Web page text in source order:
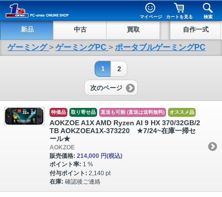
マイページ カートを見る 検索
新品 中古 買取 自作一式
ゲーミング > ゲーミングPC > ポータブルゲーミングPC
1 2
次のページ
特価品 取り寄せ品 直送も可能 (直送は送料無料) オススメ品
AOKZOE A1X AMD Ryzen AI 9 HX 370/32GB/2
TB AOKZOEA1X-373220 ★7/24~在庫一掃セ
ール★
AOKZOE
販売価格: 214,000 円(税込)
ポイント率: 1 %
付与ポイント: 2,140 pt
在庫: 確認後ご連絡